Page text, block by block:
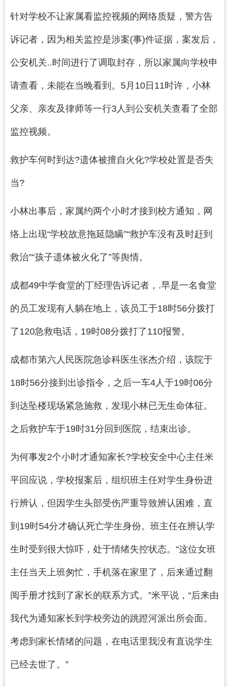
针对学校不让家属看监控视频的网络质疑，警方告
诉记者，因为相关监控是涉案(事)件证据，案发后，
公安机关..时间进行了调取封存，所以家属向学校申
请查看，未能在当晚看到。5月10日11时许，小林
父亲、亲友及律师等一行3人到公安机关查看了全部
监控视频。
救护车何时到达?遗体被擅自火化?学校处置是否失
当?
小林出事后，家属约两个小时才接到校方通知，网
络上出现“学校故意拖延隐瞒”“救护车没有及时赶到
救治”“孩子遗体被火化了”等舆情。
成都49中学食堂的丁经理告诉记者，.早是一名食堂
的员工发现有人躺在地上，该员工于18时56分拨打
了120急救电话，19时08分拨打了110报警。
成都市第六人民医院急诊科医生张杰介绍，该院于
18时56分接到出诊指令，之后一车4人于19时06分
到达坠楼现场紧急施救，发现小林已无生命体征。
之后救护车于19时31分回到医院，结束出诊。
为何事发2个小时才通知家长?学校安全中心主任米
平回应说，学校报案后，组织班主任对学生身份进
行辨认，但因学生头部受伤严重导致辨认困难，直
到19时54分才确认死亡学生身份。班主任在辨认学
生时受到很大惊吓，处于情绪失控状态。“这位女班
主任当天上班匆忙，手机落在家里了，后来通过翻
阅手册才找到了家长的联系方式。”米平说，“后来由
我代为通知家长到学校旁边的跳蹬河派出所会面。
考虑到家长情绪的问题，在电话里我没有直说学生
已经去世了。”